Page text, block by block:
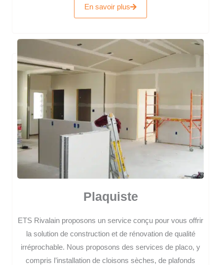
En savoir plus
Plaquiste
ETS Rivalain proposons un service conçu pour vous offrir
la solution de construction et de rénovation de qualité
irréprochable. Nous proposons des services de placo, y
compris l’installation de cloisons sèches, de plafonds